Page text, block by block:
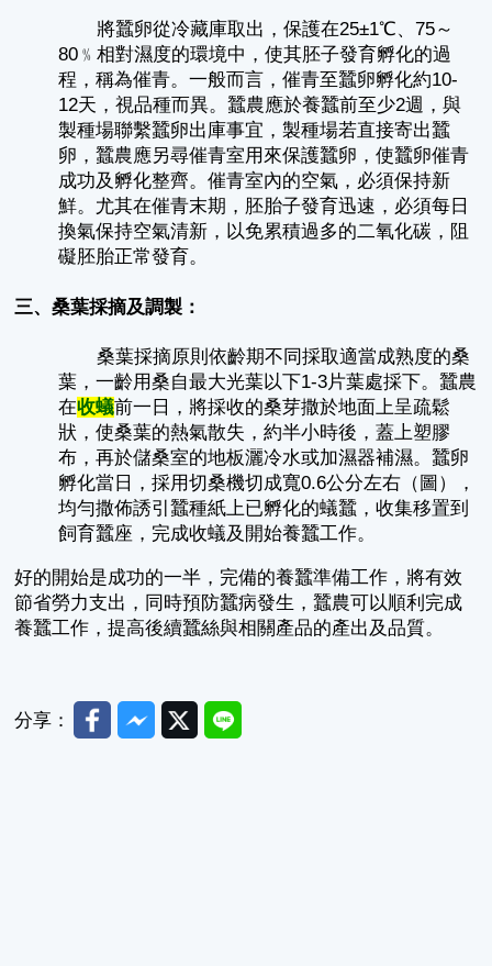
將蠶卵從冷藏庫取出，保護在25±1℃、75～
80﹪相對濕度的環境中，使其胚子發育孵化的過
程，稱為催青。一般而言，催青至蠶卵孵化約10-
12天，視品種而異。蠶農應於養蠶前至少2週，與
製種場聯繫蠶卵出庫事宜，製種場若直接寄出蠶
卵，蠶農應另尋催青室用來保護蠶卵，使蠶卵催青
成功及孵化整齊。催青室內的空氣，必須保持新
鮮。尤其在催青末期，胚胎子發育迅速，必須每日
換氣保持空氣清新，以免累積過多的二氧化碳，阻
礙胚胎正常發育。
三、桑葉採摘及調製：
桑葉採摘原則依齡期不同採取適當成熟度的桑
葉，一齡用桑自最大光葉以下1-3片葉處採下。蠶農
在收蟻前一日，將採收的桑芽撒於地面上呈疏鬆
狀，使桑葉的熱氣散失，約半小時後，蓋上塑膠
布，再於儲桑室的地板灑冷水或加濕器補濕。蠶卵
孵化當日，採用切桑機切成寬0.6公分左右（圖），
均勻撒佈誘引蠶種紙上已孵化的蟻蠶，收集移置到
飼育蠶座，完成收蟻及開始養蠶工作。
好的開始是成功的一半，完備的養蠶準備工作，將有效
節省勞力支出，同時預防蠶病發生，蠶農可以順利完成
養蠶工作，提高後續蠶絲與相關產品的產出及品質。
分享： FacebookMessenger
TwitterLine